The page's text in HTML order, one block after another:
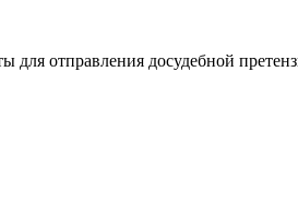
для отправления досудебной